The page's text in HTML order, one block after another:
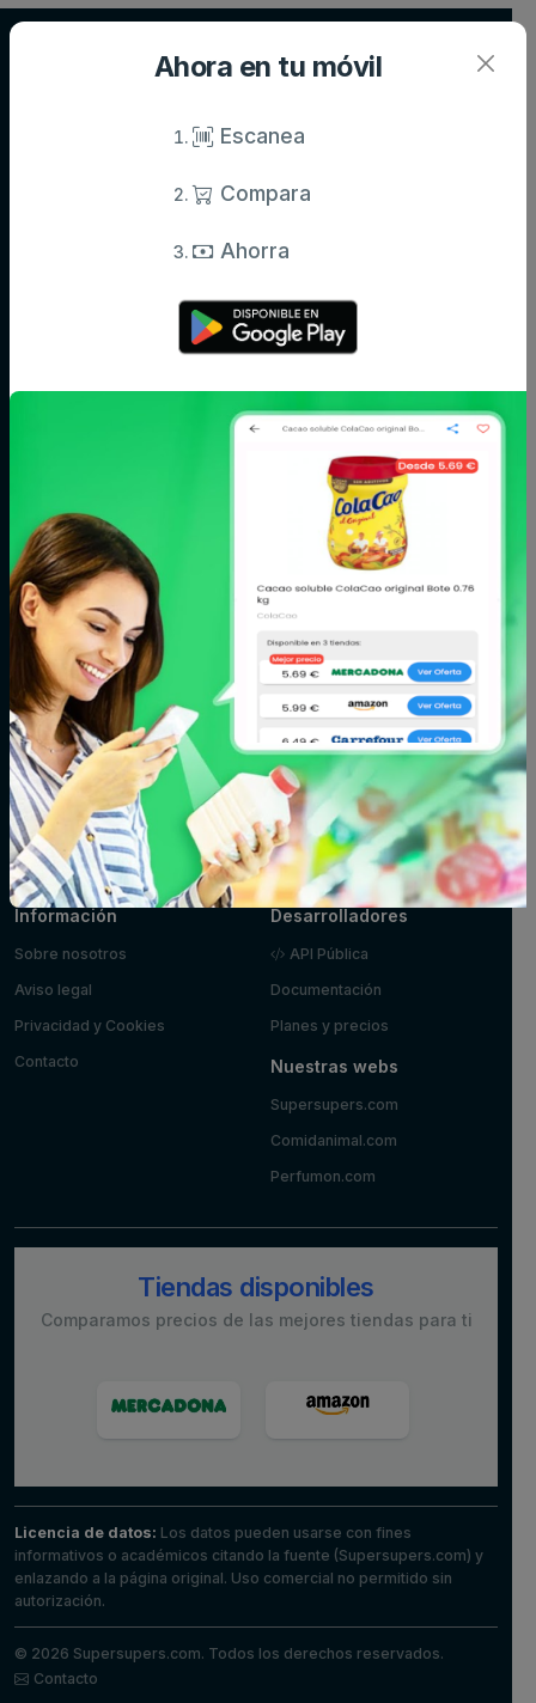
Ahora en tu móvil
Escanea
Compara
Ahorra
Agua y
Azúcar,
Bebé
Cacao, café e
Carne
galletas
Congelados
Conservas,
caldos y
cremas
Cuidado facial y
corporal
Fitoterapia y
parafarmacia
Fruta y verdura
Huevos, leche y
mantequilla
Limpieza y
hogar
Maquillaje
Marisco y
pescado
Mascotas
Panadería y
pastelería
Pizzas y platos
preparados
Postres y
yogures
Zumos
Información
Sobre nosotros
Aviso legal
Privacidad y Cookies
Contacto
Desarrolladores
API Pública
Documentación
Planes y precios
Nuestras webs
Supersupers.com
Comidanimal.com
Perfumon.com
Tiendas disponibles
Comparamos precios de las mejores tiendas para ti
Licencia de datos: Los datos pueden usarse con fines
informativos o académicos citando la fuente (Supersupers.com) y
enlazando a la página original. Uso comercial no permitido sin
autorización.
© 2026 Supersupers.com. Todos los derechos reservados.
Contacto